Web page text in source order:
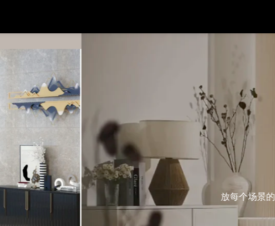
バナー参考1
放每个场景的对应バナー、比如居間、ベッドルーム、ダイニングル